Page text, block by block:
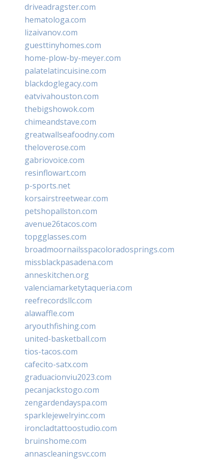
driveadragster.com
hematologa.com
lizaivanov.com
guesttinyhomes.com
home-plow-by-meyer.com
palatelatincuisine.com
blackdoglegacy.com
eatvivahouston.com
thebigshowok.com
chimeandstave.com
greatwallseafoodny.com
theloverose.com
gabriovoice.com
resinflowart.com
p-sports.net
korsairstreetwear.com
petshopallston.com
avenue26tacos.com
topgglasses.com
broadmoornailsspacoloradosprings.com
missblackpasadena.com
anneskitchen.org
valenciamarketytaqueria.com
reefrecordsllc.com
alawaffle.com
aryouthfishing.com
united-basketball.com
tios-tacos.com
cafecito-satx.com
graduacionviu2023.com
pecanjackstogo.com
zengardendayspa.com
sparklejewelryinc.com
ironcladtattoostudio.com
bruinshome.com
annascleaningsvc.com